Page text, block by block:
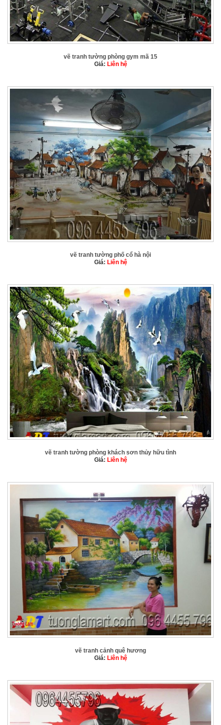
vẽ tranh tường phòng gym mã 15
Giá: Liên hệ
vẽ tranh tường phố cổ hà nội
Giá: Liên hệ
vẽ tranh tường phòng khách sơn thủy hữu tình
Giá: Liên hệ
vẽ tranh cảnh quê hương
Giá: Liên hệ